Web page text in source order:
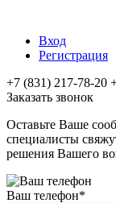
Вход
Регистрация
+7 (831) 217-78-20
Заказать звонок
Оставьте Ваше
специалисты
решения Вашего
Ваш телефон*